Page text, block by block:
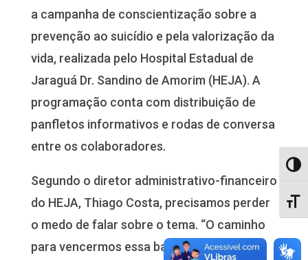
a campanha de conscientização sobre a
prevenção ao suicídio e pela valorização da
vida, realizada pelo Hospital Estadual de
Jaraguá Dr. Sandino de Amorim (HEJA). A
programação conta com distribuição de
panfletos informativos e rodas de conversa
entre os colaboradores.
Segundo o diretor administrativo-financeiro
do HEJA, Thiago Costa, precisamos perder
o medo de falar sobre o tema. “O caminho
para vencermos essa batalha é o diálogo.